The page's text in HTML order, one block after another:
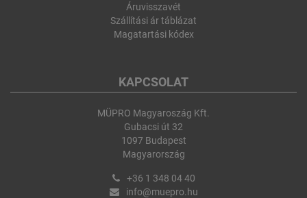
Áruvisszavét
Szállítási ár táblázat
Magatartási kódex
KAPCSOLAT
MÜPRO Magyaroszág Kft.
Gubacsi út 32
1097 Budapest
Magyarország
+36 1 348 04 40
info@muepro.hu